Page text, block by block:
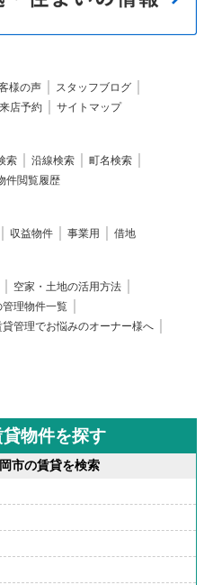
様の声
スタッフブログ
来店予約 サイトマップ
索 沿線検索
町名検索
件閲覧履歴
収益物件 事業用 借地
空家・土地の活用方法
管理物件一覧
貸管理でお悩みのオーナー様へ
物件を探す
市の賃貸を検索